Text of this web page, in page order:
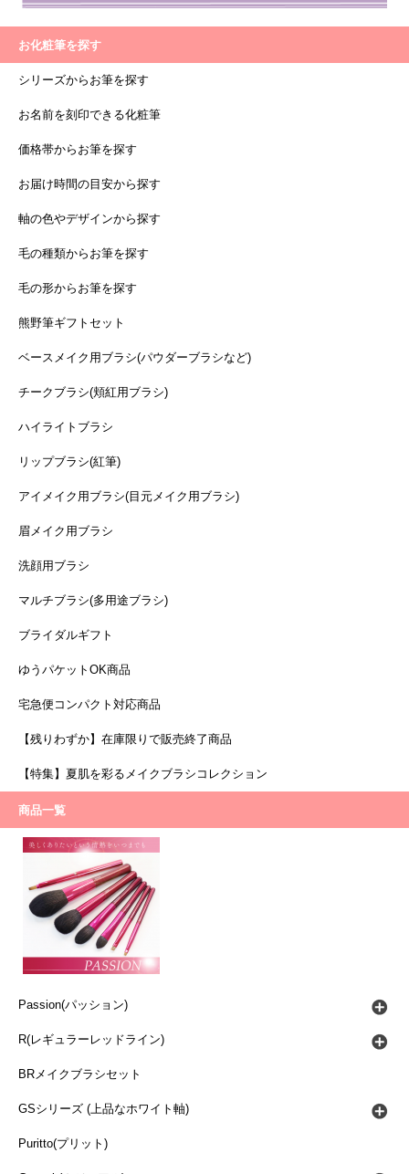
お化粧筆を探す
シリーズからお筆を探す
お名前を刻印できる化粧筆
価格帯からお筆を探す
お届け時間の目安から探す
軸の色やデザインから探す
毛の種類からお筆を探す
毛の形からお筆を探す
熊野筆ギフトセット
ベースメイク用ブラシ(パウダーブラシなど)
チークブラシ(頬紅用ブラシ)
ハイライトブラシ
リップブラシ(紅筆)
アイメイク用ブラシ(目元メイク用ブラシ)
眉メイク用ブラシ
洗顔用ブラシ
マルチブラシ(多用途ブラシ)
ブライダルギフト
ゆうパケットOK商品
宅急便コンパクト対応商品
【残りわずか】在庫限りで販売終了商品
【特集】夏肌を彩るメイクブラシコレクション
商品一覧
Passion(パッション)
R(レギュラーレッドライン)
BRメイクブラシセット
GSシリーズ (上品なホワイト軸)
Puritto(プリット)